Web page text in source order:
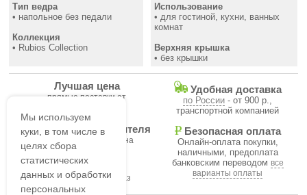
Тип ведра
• напольное без педали
Коллекция
• Rubios Collection
Использование
• для гостиной, кухни, ванных
комнат
Верхняя крышка
• без крышки
Лучшая цена
прямые поставки от
Удобная доставка
по России - от 900 р.,
транспортной компанией
Безопасная оплата
Онлайн-оплата покупки,
наличными, предоплата
банковским переводом все
варианты оплаты
Гарантия производителя
на все товары магазина
В течение часа
подтвердим ваш заказ
Мы используем
куки, в том числе в
целях сбора
статистических
данных и обработки
персональных